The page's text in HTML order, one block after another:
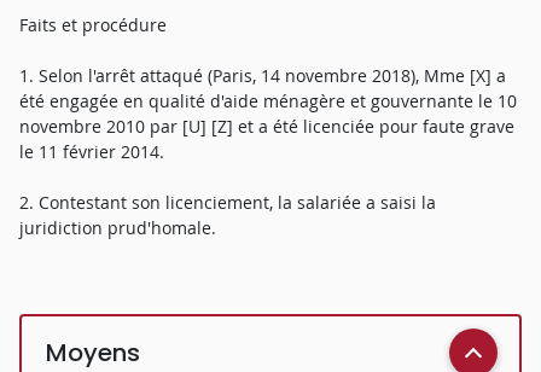
Faits et procédure
1. Selon l'arrêt attaqué (Paris, 14 novembre 2018), Mme [X] a
été engagée en qualité d'aide ménagère et gouvernante le 10
novembre 2010 par [U] [Z] et a été licenciée pour faute grave
le 11 février 2014.
2. Contestant son licenciement, la salariée a saisi la
juridiction prud'homale.
Moyens